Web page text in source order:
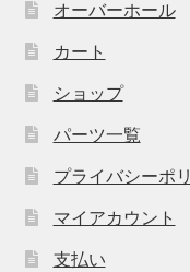
オーバーホール
カート
ショップ
パーツ一覧
プライバシーポ
マイアカウント
支払い